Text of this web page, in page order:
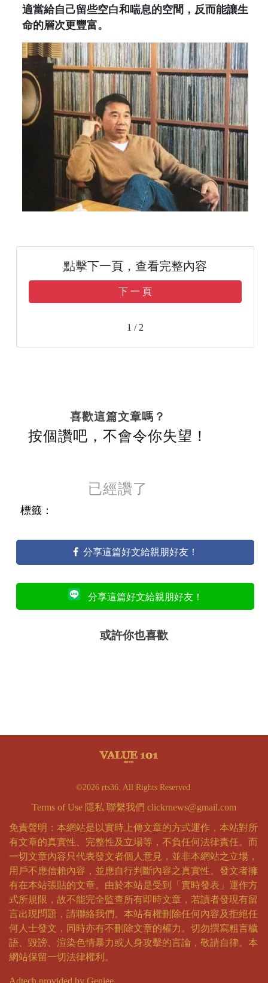
適當給自己留些空白和喘息的空間，反而能讓生
命的層次更豐富。
點擊下一頁，查看完整內容
下 一 頁
1 / 2
喜歡這篇文章嗎？
按個讚吧，不會令你失望！
已經讚了
標籤：
分享這篇好文給親朋好友！
分享這篇好文給親朋好友！
或許你也喜歡
©2026 rts36. All Rights Reserved.
Terms of Use 隱私 聯繫我們 clickrnews@gmail.com
免責聲明：本網站是以實時上傳文章的方式運作，本站對所
有文章的真實性、完整性及立場等，不負任何法律責任。而
一切文章內容只代表發文者個人意見，並非本網站之立場，
用戶不應信賴內容，並應自行判斷內容之真實性。發文者擁
有在本站張貼的文章。由於本站是受到「實時發表」運作方
式所規限，故不能完全監查所有即時文章，若讀者發現有留
言出現問題，請聯絡我們。本站有權刪除任何內容及拒絕任
何人士發文，同時亦有不刪除文章的權力。切勿撰寫粗言穢
語、毀謗、渲染色情暴力或人身攻擊的言論，敬請自律。本
網站保留一切法律權利。
Adtech provided by Geniee